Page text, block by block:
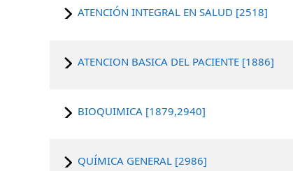
ATENCIÓN INTEGRAL EN SALUD [2518]
ATENCION BASICA DEL PACIENTE [1886]
BIOQUIMICA [1879,2940]
QUÍMICA GENERAL [2986]